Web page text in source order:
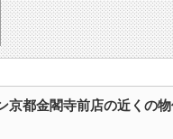
京都金閣寺前店の近くの